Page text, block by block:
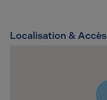
Localisation & Accès